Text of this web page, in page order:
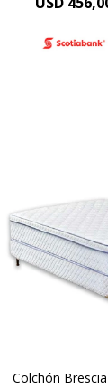
EUROPILLOW -
de colchón
suma del
Alta
Colchón